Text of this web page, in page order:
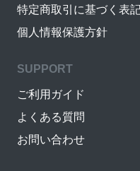
特定商取引に基づく表
個人情報保護方針
SUPPORT
ご利用ガイド
よくある質問
お問い合わせ